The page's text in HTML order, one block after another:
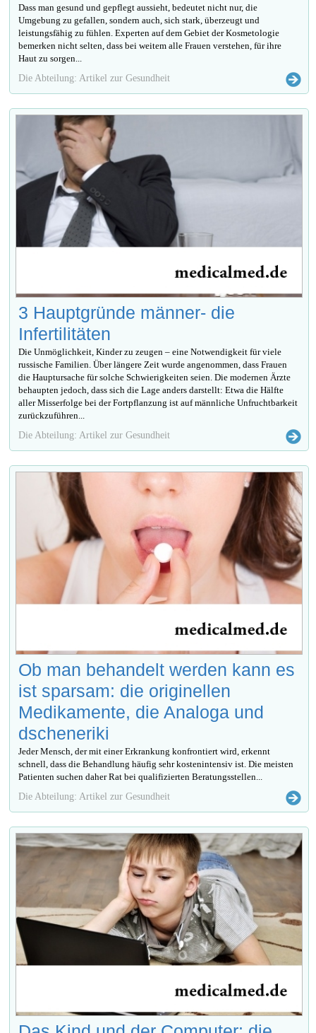
Dass man gesund und gepflegt aussieht, bedeutet nicht nur, die
Umgebung zu gefallen, sondern auch, sich stark, überzeugt und
leistungsfähig zu fühlen. Experten auf dem Gebiet der Kosmetologie
bemerken nicht selten, dass bei weitem alle Frauen verstehen, für ihre
Haut zu sorgen...
Die Abteilung: Artikel zur Gesundheit
3 Hauptgründe männer- die
Infertilitäten
Die Unmöglichkeit, Kinder zu zeugen – eine Notwendigkeit für viele
russische Familien. Über längere Zeit wurde angenommen, dass Frauen
die Hauptursache für solche Schwierigkeiten seien. Die modernen Ärzte
behaupten jedoch, dass sich die Lage anders darstellt: Etwa die Hälfte
aller Misserfolge bei der Fortpflanzung ist auf männliche Unfruchtbarkeit
zurückzuführen...
Die Abteilung: Artikel zur Gesundheit
Ob man behandelt werden kann es
ist sparsam: die originellen
Medikamente, die Analoga und
dscheneriki
Jeder Mensch, der mit einer Erkrankung konfrontiert wird, erkennt
schnell, dass die Behandlung häufig sehr kostenintensiv ist. Die meisten
Patienten suchen daher Rat bei qualifizierten Beratungsstellen...
Die Abteilung: Artikel zur Gesundheit